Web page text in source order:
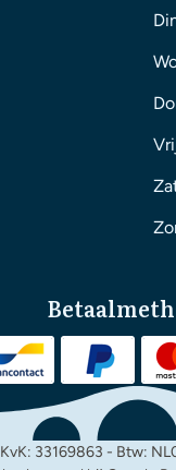
KvK: 33169863 - Btw: